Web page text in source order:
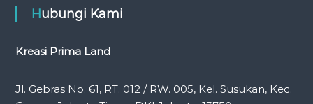
Hubungi Kami
Kreasi Prima Land
Jl. Gebras No. 61, RT. 012 / RW. 005, Kel. Susukan, Kec.